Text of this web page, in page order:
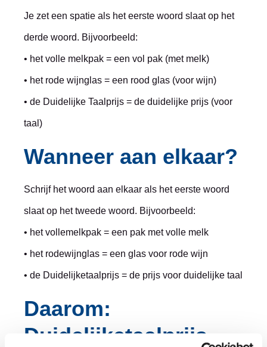
Je zet een spatie als het eerste woord slaat op het
derde woord. Bijvoorbeeld:
• het volle melkpak = een vol pak (met melk)
• het rode wijnglas = een rood glas (voor wijn)
• de Duidelijke Taalprijs = de duidelijke prijs (voor
taal)
Wanneer aan elkaar?
Schrijf het woord aan elkaar als het eerste woord
slaat op het tweede woord. Bijvoorbeeld:
• het vollemelkpak = een pak met volle melk
• het rodewijnglas = een glas voor rode wijn
• de Duidelijketaalprijs = de prijs voor duidelijke taal
Daarom:
Duidelijketaalprijs